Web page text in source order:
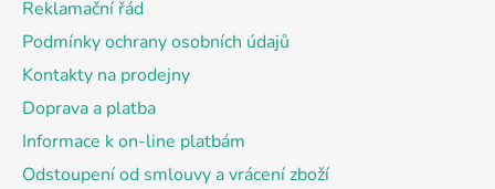
Reklamační řád
Podmínky ochrany osobních údajů
Kontakty na prodejny
Doprava a platba
Informace k on-line platbám
Odstoupení od smlouvy a vrácení zboží